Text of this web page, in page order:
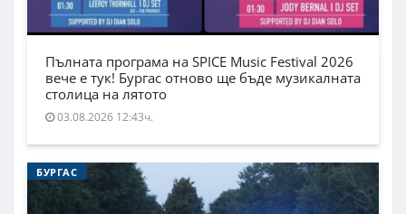
Пълната програма на SPICE Music Festival 2026
вече е тук! Бургас отново ще бъде музикалната
столица на лятото
03.08.2026 12:43ч.
БУРГАС